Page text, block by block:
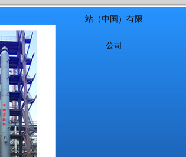
站（中国）有限
公司